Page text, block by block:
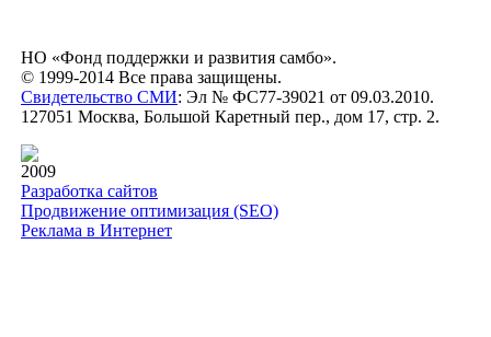
НО «Фонд поддержки и развития самбо».
© 1999-2014 Все права защищены.
Свидетельство СМИ: Эл № ФС77-39021 от 09.03.2010.
127051 Москва, Большой Каретный пер., дом 17, стр. 2.
2009
Разработка сайтов
Продвижение оптимизация (SEO)
Реклама в Интернет